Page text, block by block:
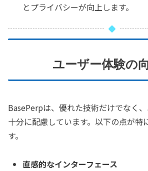
とプライバシーが向上します。
ユーザー体験の
BasePerpは、優れた技術だけでなく
十分に配慮しています。以下の点が特
す。
直感的なインターフェース